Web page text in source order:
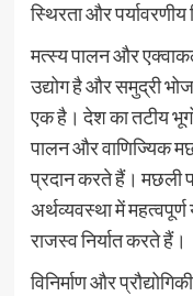
स्थिरता और
मत्स्य पालन और
उद्योग है और समुद्री
एक है। देश का तटीय
पालन और वाणिज्यिक
प्रदान करते हैं। मछली
अर्थव्यवस्था में
राजस्व निर्यात करते हैं।
विनिर्माण और